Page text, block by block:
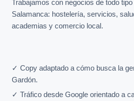
Trabajamos con negocios de todo
Salamanca: hostelería, servicios,
academias y comercio local.
✓ Copy adaptado a cómo busca la
Gardón.
✓ Tráfico desde Google orientado a